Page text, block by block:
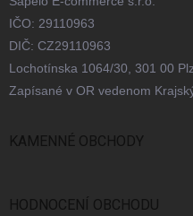
IČO: 29110963
DIČ: CZ29110963
Lochotínska 1064/30, 301 00
Zapísané v OR vedenom
KAMENNÉ OBCHODY
HODNOCENÍ OBCHODU